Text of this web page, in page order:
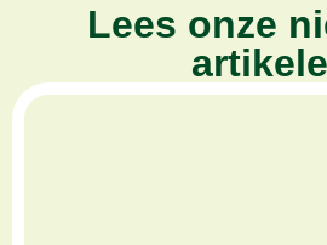
Lees onze